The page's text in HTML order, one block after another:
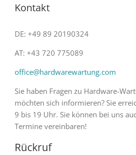
Kontakt
DE: +49 89 20190324
AT: +43 720 775089
office@hardwarewartung.com
Sie haben Fragen zu Hardware-
möchten sich informieren? Sie
9 bis 19 Uhr. Sie können bei uns
Termine vereinbaren!
Rückruf